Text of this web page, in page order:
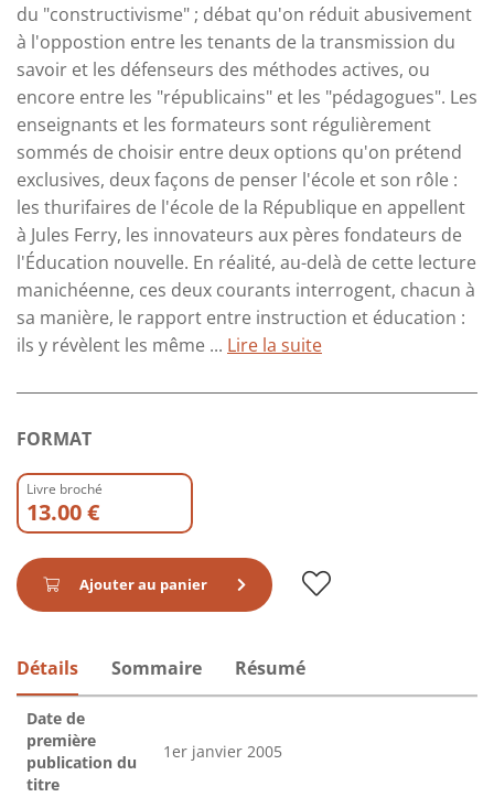
du "constructivisme" ; débat qu'on réduit abusivement
à l'oppostion entre les tenants de la transmission du
savoir et les défenseurs des méthodes actives, ou
encore entre les "républicains" et les "pédagogues". Les
enseignants et les formateurs sont régulièrement
sommés de choisir entre deux options qu'on prétend
exclusives, deux façons de penser l'école et son rôle :
les thurifaires de l'école de la République en appellent
à Jules Ferry, les innovateurs aux pères fondateurs de
l'Éducation nouvelle. En réalité, au-delà de cette lecture
manichéenne, ces deux courants interrogent, chacun à
sa manière, le rapport entre instruction et éducation :
ils y révèlent les même ... Lire la suite
FORMAT
Livre broché
13.00 €
Ajouter au panier
Détails Sommaire Résumé
Date de
première
publication du
titre
1er janvier 2005